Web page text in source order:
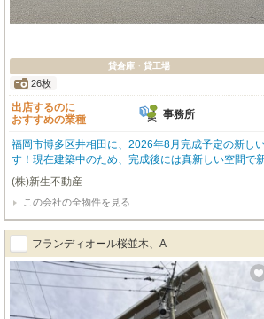
貸倉庫・貸工場
26枚
出店するのに
おすすめの業種
事務所
福岡市博多区井相田に、2026年8月完成予定の新し
す！現在建築中のため、完成後には真新しい空間で
が魅力です。都市高速も近く、お仕事のフットワー
とした専有面積173.91㎡は、1階に倉庫、2階に事務
い分けやすい設計です。エアコンや給湯、トイレ2箇
も完備しており、快適で安心なビジネス環境をサポ
には嬉しい無料駐車場が6台分も確保されており、来
ムーズです。周辺には西松屋（徒歩2分）やコンビニ
あり、日々のちょっとしたお買い物にも便利です。
しの方にぴったりのこの物件で、理想のワークスタ
気軽にお問い合わせください。
(株)新生不動産
この会社の全物件を見る
フランディオール桜並木、A